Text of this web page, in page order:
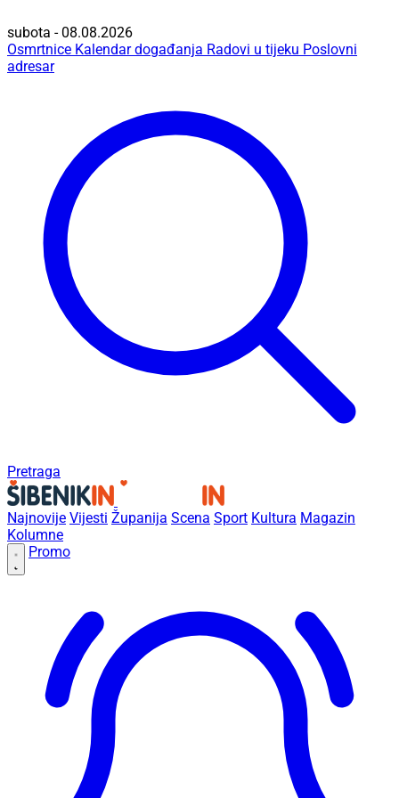
subota - 08.08.2026
Osmrtnice Kalendar događanja Radovi u tijeku Poslovni
adresar
Pretraga
Najnovije Vijesti Županija Scena Sport Kultura Magazin
Kolumne
Promo